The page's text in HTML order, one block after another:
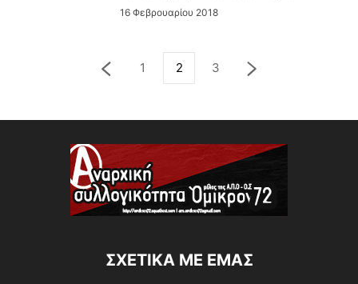
16 Φεβρουαρίου 2018
1 2 3
ΣΧΕΤΙΚΆ ΜΕ ΕΜΆΣ